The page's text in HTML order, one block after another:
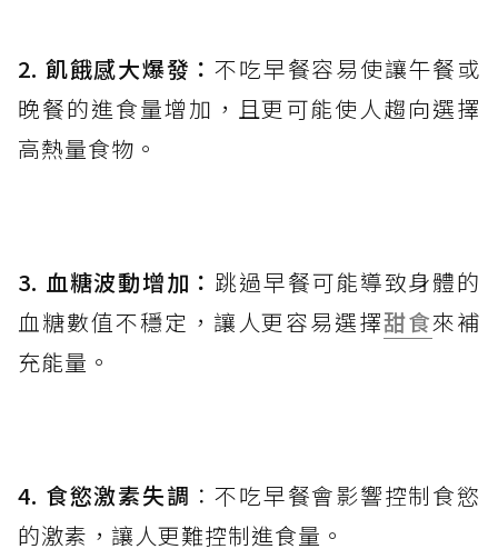
2. 飢餓感大爆發：不吃早餐容易使讓午餐或
晚餐的進食量增加，且更可能使人趨向選擇
高熱量食物。
3. 血糖波動增加： 跳過早餐可能導致身體的
血糖數值不穩定，讓人更容易選擇甜食來補
充能量。
4. 食慾激素失調 ：不吃早餐會影響控制食慾
的激素，讓人更難控制進食量。